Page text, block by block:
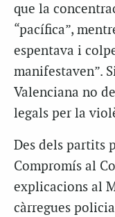
que la
“pacífica”,
espentava i
manifestaven”.
Valenciana no
legals per la
Des dels partits
Compromís al
explicacions al
càrregues